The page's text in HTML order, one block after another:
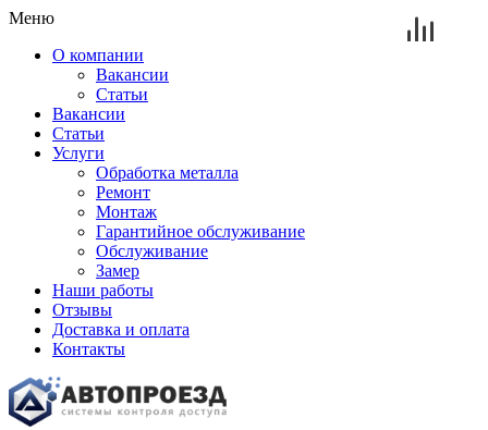
Меню
О компании
Вакансии
Статьи
Вакансии
Статьи
Услуги
Обработка металла
Ремонт
Монтаж
Гарантийное обслуживание
Обслуживание
Замер
Наши работы
Отзывы
Доставка и оплата
Контакты